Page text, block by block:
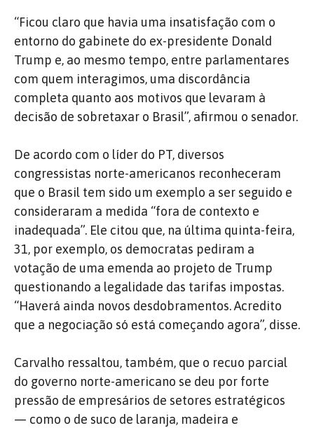
“Ficou claro que havia uma insatisfação com o
entorno do gabinete do ex-presidente Donald
Trump e, ao mesmo tempo, entre parlamentares
com quem interagimos, uma discordância
completa quanto aos motivos que levaram à
decisão de sobretaxar o Brasil”, afirmou o senador.
De acordo com o líder do PT, diversos
congressistas norte-americanos reconheceram
que o Brasil tem sido um exemplo a ser seguido e
consideraram a medida “fora de contexto e
inadequada”. Ele citou que, na última quinta-feira,
31, por exemplo, os democratas pediram a
votação de uma emenda ao projeto de Trump
questionando a legalidade das tarifas impostas.
“Haverá ainda novos desdobramentos. Acredito
que a negociação só está começando agora”, disse.
Carvalho ressaltou, também, que o recuo parcial
do governo norte-americano se deu por forte
pressão de empresários de setores estratégicos
— como o de suco de laranja, madeira e